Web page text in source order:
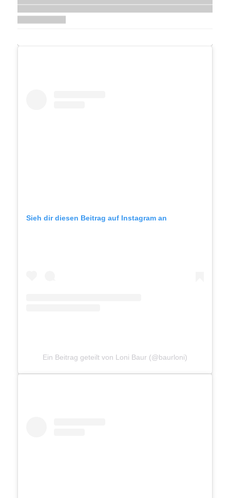
Sieh dir diesen Beitrag auf Instagram an
Ein Beitrag geteilt von Loni Baur (@baurloni)